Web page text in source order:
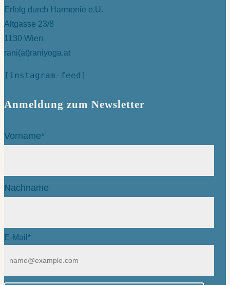
Erfolg durch Harmonie e.U.
Altgasse 23/8
1130 Wien
rani(at)raniyoga.at
[instagram-feed]
Anmeldung zum Newsletter
Vorname*
Nachname
E-Mail*